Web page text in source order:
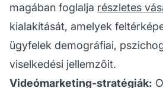
magában foglalja részletes
kialakítását, amelyek
ügyfelek demográfiai,
viselkedési jellemzőit.
Videómarketing-stratégiák: